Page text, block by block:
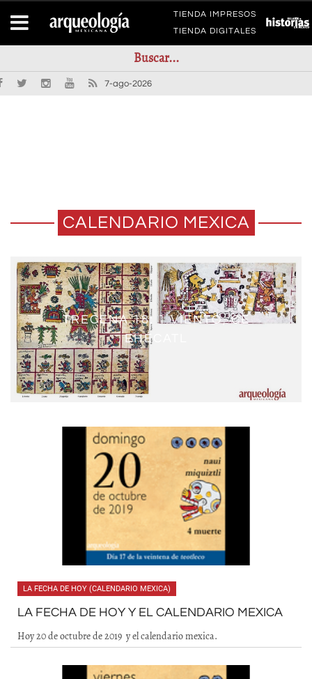
TIENDA IMPRESOS
TIENDA DIGITALES
7-ago-2026
CALENDARIO MEXICA
TRECENA 18: 1 VIENTO, CE
EHÉCATL
VEINTENA 4: HUEY TOZOZTLI
VEINTENA 17: TÍTIL
EL TEMPLO CALENDÁRICO DE
TLATELOLCO
VEINTENA 16: ATEMOZTLI
CÓDICE BORBÓNICO
LA FECHA DE HOY (CALENDARIO MEXICA)
LA FECHA DE HOY Y EL CALENDARIO MEXICA
Hoy 20 de octubre de 2019 y el calendario mexica.